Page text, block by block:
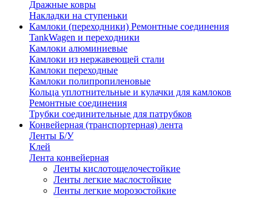
Дражные ковры
Накладки на ступеньки
Камлоки (переходники) Ремонтные соединения
TankWagen и переходники
Камлоки алюминиевые
Камлоки из нержавеющей стали
Камлоки переходные
Камлоки полипропиленовые
Кольца уплотнительные и кулачки для камлоков
Ремонтные соединения
Трубки соединительные для патрубков
Конвейерная (транспортерная) лента
Ленты Б/У
Клей
Лента конвейерная
Ленты кислотощелочестойкие
Ленты легкие маслостойкие
Ленты легкие морозостойкие